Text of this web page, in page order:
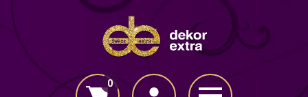
0